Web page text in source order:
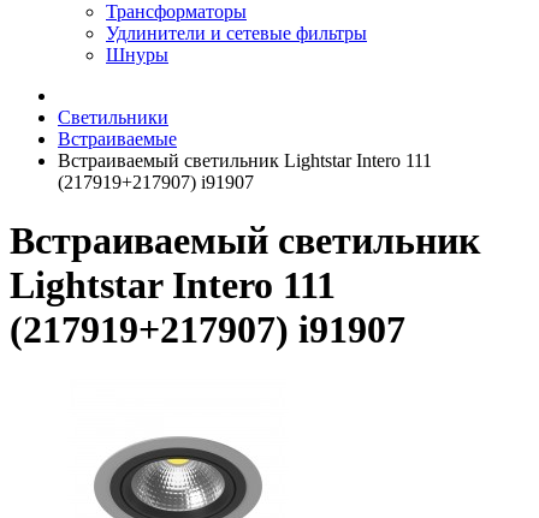
Трансформаторы
Удлинители и сетевые фильтры
Шнуры
Светильники
Встраиваемые
Встраиваемый светильник Lightstar Intero 111
(217919+217907) i91907
Встраиваемый светильник
Lightstar Intero 111
(217919+217907) i91907